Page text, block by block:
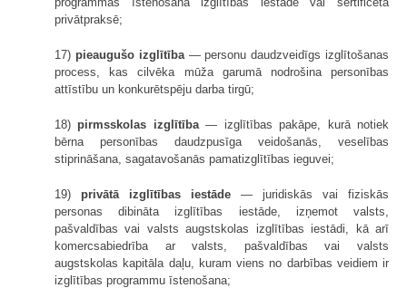
privātpraksē;
17) pieaugušo izglītība— personu daudzveidīgs izglītošanas
process, kas cilvēka mūža garumā nodrošina personības
attīstību un konkurētspēju darba tirgū;
18) pirmsskolas izglītība— izglītības pakāpe, kurā notiek
bērna personības daudzpusīga veidošanās, veselības
stiprināšana, sagatavošanās pamatizglītības ieguvei;
19) privātā izglītības iestāde — juridiskās vai fiziskās
personas dibināta izglītības iestāde, izņemot valsts,
pašvaldības vai valsts augstskolas izglītības iestādi, kā arī
komercsabiedrība ar valsts, pašvaldības vai valsts
augstskolas kapitāla daļu, kuram viens no darbības veidiem ir
izglītības programmu īstenošana;